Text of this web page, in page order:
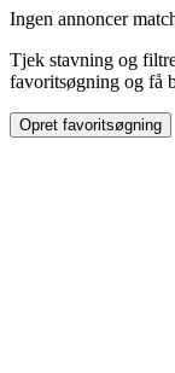
Ingen annoncer
Tjek stavning og
favoritsøgning og få
Opret favoritsøgning